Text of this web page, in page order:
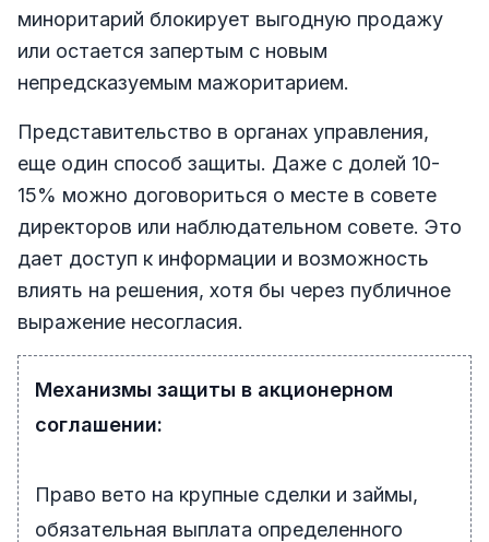
миноритарий блокирует выгодную продажу
или остается запертым с новым
непредсказуемым мажоритарием.
Представительство в органах управления,
еще один способ защиты. Даже с долей 10-
15% можно договориться о месте в совете
директоров или наблюдательном совете. Это
дает доступ к информации и возможность
влиять на решения, хотя бы через публичное
выражение несогласия.
Механизмы защиты в акционерном
соглашении:
Право вето на крупные сделки и займы,
обязательная выплата определенного